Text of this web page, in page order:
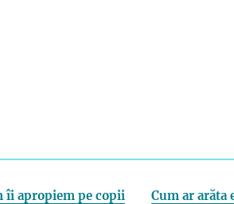
îi apropiem pe copii
Cum ar arăta